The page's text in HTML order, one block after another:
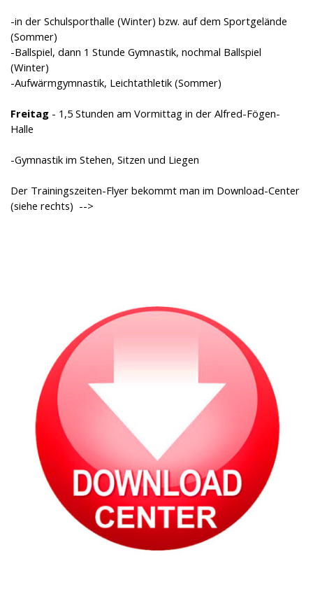
-in der Schulsporthalle (Winter) bzw. auf dem Sportgelände
(Sommer)
-Ballspiel, dann 1 Stunde Gymnastik, nochmal Ballspiel
(Winter)
-Aufwärmgymnastik, Leichtathletik (Sommer)
Freitag - 1,5 Stunden am Vormittag in der Alfred-Fögen-
Halle
-Gymnastik im Stehen, Sitzen und Liegen
Der Trainingszeiten-Flyer bekommt man im Download-Center
(siehe rechts) -->